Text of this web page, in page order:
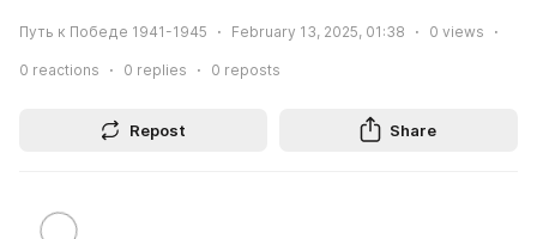
Путь к Победе 1941-1945 February 13, 2025, 01:38 0 views
0 reactions 0 replies 0 reposts
Repost Share